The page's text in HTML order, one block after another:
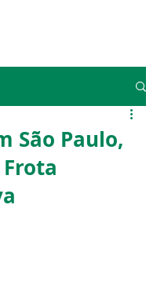
São Paulo,